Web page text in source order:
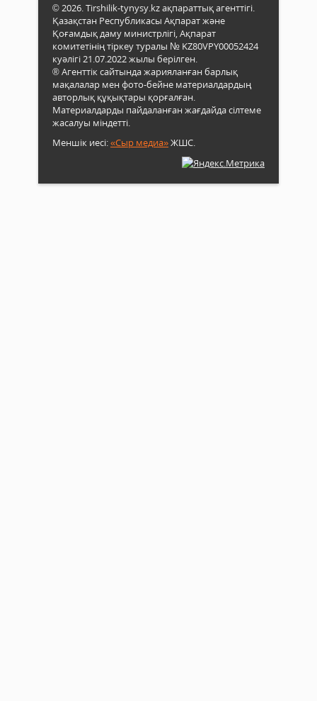
© 2026. Tirshilik-tynysy.kz ақпараттық агенттігі.
Қазақстан Республикасы Ақпарат және
Қоғамдық даму министрлігі, Ақпарат
комитетінің тіркеу туралы № KZ80VPY00052424
куәлігі 21.07.2022 жылы берілген.
® Агенттік сайтында жарияланған барлық
мақалалар мен фото-бейне материалдардың
авторлық құқықтары қорғалған.
Материалдарды пайдаланған жағдайда сілтеме
жасалуы міндетті.
Меншік иесі:«Сыр медиа»ЖШС.